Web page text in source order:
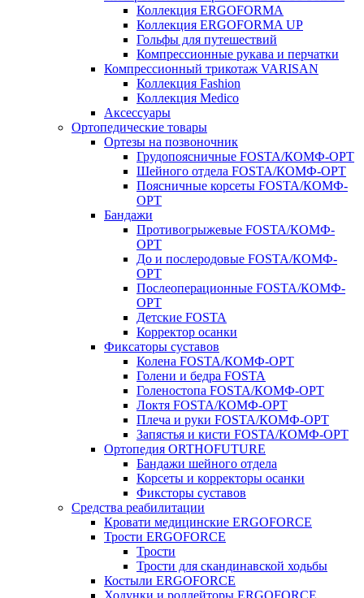
Коллекция ERGOFORMA
Коллекция ERGOFORMA UP
Гольфы для путешествий
Компрессионные рукава и перчатки
Компрессионный трикотаж VARISAN
Коллекция Fashion
Коллекция Medico
Аксессуары
Ортопедические товары
Ортезы на позвоночник
Грудопоясничные FOSTA/КОМФ-ОРТ
Шейного отдела FOSTA/КОМФ-ОРТ
Поясничные корсеты FOSTA/КОМФ-
ОРТ
Бандажи
Противогрыжевые FOSTA/КОМФ-
ОРТ
До и послеродовые FOSTA/КОМФ-
ОРТ
Послеоперационные FOSTA/КОМФ-
ОРТ
Детские FOSTA
Корректор осанки
Фиксаторы суставов
Колена FOSTA/КОМФ-ОРТ
Голени и бедра FOSTA
Голеностопа FOSTA/КОМФ-ОРТ
Локтя FOSTA/КОМФ-ОРТ
Плеча и руки FOSTA/КОМФ-ОРТ
Запястья и кисти FOSTA/КОМФ-ОРТ
Ортопедия ORTHOFUTURE
Бандажи шейного отдела
Корсеты и корректоры осанки
Фиксторы суставов
Средства реабилитации
Кровати медицинские ERGOFORCE
Трости ERGOFORCE
Трости
Трости для скандинавской ходьбы
Костыли ERGOFORCE